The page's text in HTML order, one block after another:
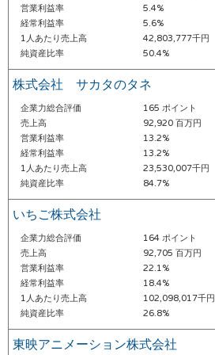
営業利益率
5.4%
経常利益率
5.6%
1人あたり売上高
42,803,777千円
純資産比率
50.4%
株式会社 サカタのタネ
企業力総合評価
165 ポイント
売上高
92,920 百万円
営業利益率
13.2%
経常利益率
13.2%
1人あたり売上高
23,530,007千円
純資産比率
84.7%
いちご株式会社
企業力総合評価
164 ポイント
売上高
92,705 百万円
営業利益率
22.1%
経常利益率
18.4%
1人あたり売上高
102,098,017千円
純資産比率
26.8%
東映アニメーション株式会社